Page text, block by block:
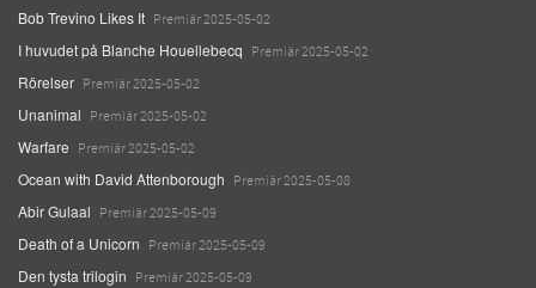
Bob Trevino Likes It Premiär 2025-05-02
I huvudet på Blanche Houellebecq Premiär 2025-05-02
Rörelser Premiär 2025-05-02
Unanimal Premiär 2025-05-02
Warfare Premiär 2025-05-02
Ocean with David Attenborough Premiär 2025-05-08
Abir Gulaal Premiär 2025-05-09
Death of a Unicorn Premiär 2025-05-09
Den tysta trilogin Premiär 2025-05-09